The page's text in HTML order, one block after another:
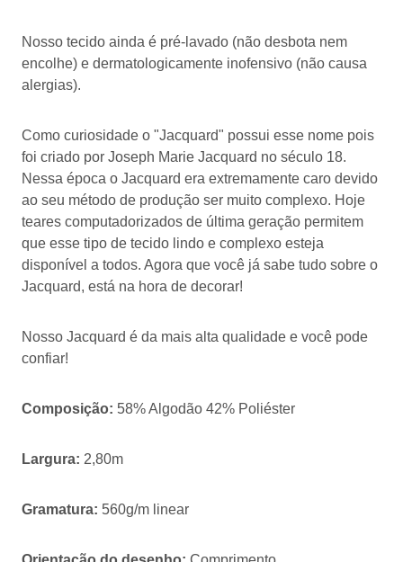
Nosso tecido ainda é pré-lavado (não desbota nem
encolhe) e dermatologicamente inofensivo (não causa
alergias).
Como curiosidade o "Jacquard" possui esse nome pois
foi criado por Joseph Marie Jacquard no século 18.
Nessa época o Jacquard era extremamente caro devido
ao seu método de produção ser muito complexo. Hoje
teares computadorizados de última geração permitem
que esse tipo de tecido lindo e complexo esteja
disponível a todos. Agora que você já sabe tudo sobre o
Jacquard, está na hora de decorar!
Nosso Jacquard é da mais alta qualidade e você pode
confiar!
Composição: 58% Algodão 42% Poliéster
Largura: 2,80m
Gramatura: 560g/m linear